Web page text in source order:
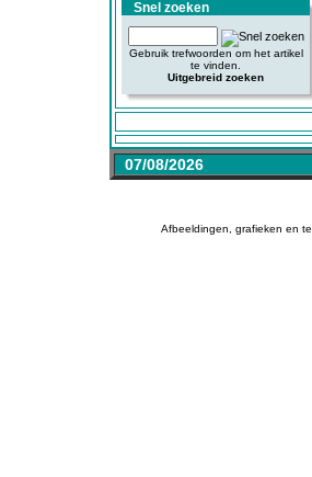
Snel zoeken
Gebruik trefwoorden om het artikel
te vinden.
Uitgebreid zoeken
07/08/2026
Afbeeldingen, grafieken en